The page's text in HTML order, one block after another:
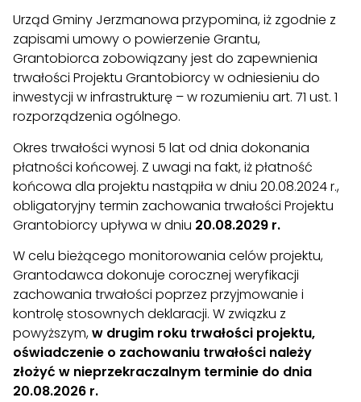
Urząd Gminy Jerzmanowa przypomina, iż zgodnie z
zapisami umowy o powierzenie Grantu,
Grantobiorca zobowiązany jest do zapewnienia
trwałości Projektu Grantobiorcy w odniesieniu do
inwestycji w infrastrukturę – w rozumieniu art. 71 ust. 1
rozporządzenia ogólnego.
Okres trwałości wynosi 5 lat od dnia dokonania
płatności końcowej. Z uwagi na fakt, iż płatność
końcowa dla projektu nastąpiła w dniu 20.08.2024 r.,
obligatoryjny termin zachowania trwałości Projektu
Grantobiorcy upływa w dniu 20.08.2029 r.
W celu bieżącego monitorowania celów projektu,
Grantodawca dokonuje corocznej weryfikacji
zachowania trwałości poprzez przyjmowanie i
kontrolę stosownych deklaracji. W związku z
powyższym,w drugim roku trwałości projektu,
oświadczenie o zachowaniu trwałości należy
złożyć w nieprzekraczalnym terminie do dnia
20.08.2026 r.